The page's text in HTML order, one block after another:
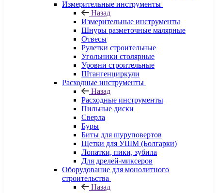
Измерительные инструменты
Назад
Измерительные инструменты
Шнуры разметочные малярные
Отвесы
Рулетки строительные
Угольники столярные
Уровни строительные
Штангенциркули
Расходные инструменты
Назад
Расходные инструменты
Пильные диски
Сверла
Буры
Биты для шуруповертов
Щетки для УШМ (Болгарки)
Лопатки, пики, зубила
Для дрелей-миксеров
Оборудование для монолитного
строительства
Назад